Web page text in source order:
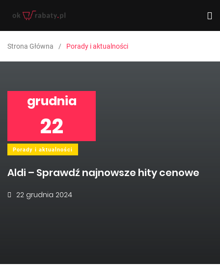
Strona Główna Porady i aktualności
grudnia
22
Porady i aktualności
Aldi – Sprawdź najnowsze hity cenowe
22 grudnia 2024